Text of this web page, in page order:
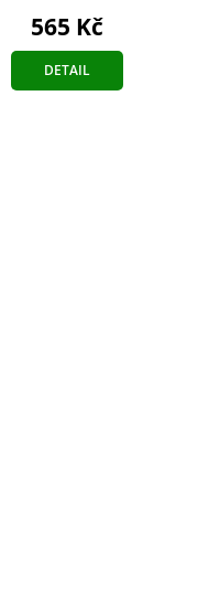
565 Kč
DETAIL